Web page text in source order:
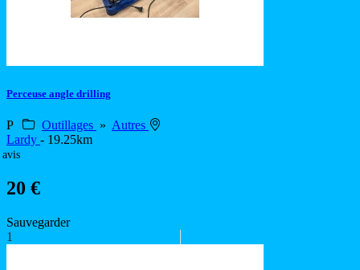
Perceuse angle drilling
P Outillages » Autres
Lardy - 19.25km
avis
20 €
Sauvegarder
1